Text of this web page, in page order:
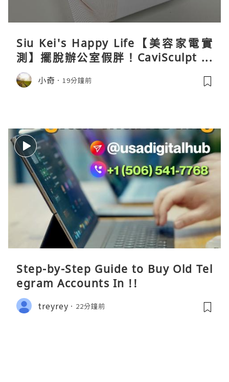
Siu Kei's Happy Life【美容家電實
測】擺脫辦公室假胖！CaviSculpt 新
一代72W高能超聲波體雕儀親身試用＆
真實評價
小奇 19分鐘前
Step-by-Step Guide to Buy Old Tel
egram Accounts In !!
treyrey 22分鐘前